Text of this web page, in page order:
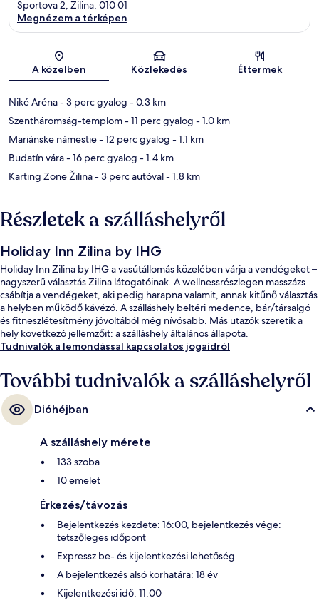
Térkép
Sportova 2, Zilina, 010 01
Megnézem a térképen
A közelben Közlekedés Éttermek
Niké Aréna- 3 perc gyalog - 0.3 km
Szentháromság-templom- 11 perc gyalog - 1.0 km
Mariánske námestie- 12 perc gyalog - 1.1 km
Budatín vára- 16 perc gyalog - 1.4 km
Karting Zone Žilina- 3 perc autóval- 1.8 km
Részletek a szálláshelyről
Holiday Inn Zilina by IHG
Holiday Inn Zilina by IHG a vasútállomás közelében várja a vendégeket –
nagyszerű választás Zilina látogatóinak. A wellnessrészlegen masszázs
csábítja a vendégeket, aki pedig harapna valamit, annak kitűnő választás
a helyben működő kávézó. A szálláshely beltéri medence, bár/társalgó
és fitneszlétesítmény jóvoltából még nívósabb. Más utazók szeretik a
hely következó jellemzőit: a szálláshely általános állapota.
Tudnivalók a lemondással kapcsolatos jogaidról
További tudnivalók a szálláshelyről
Dióhéjban
A szálláshely mérete
133 szoba
10 emelet
Érkezés/távozás
Bejelentkezés kezdete: 16:00, bejelentkezés vége:
tetszőleges időpont
Expressz be- és kijelentkezési lehetőség
A bejelentkezés alsó korhatára: 18 év
Kijelentkezési idő: 11:00